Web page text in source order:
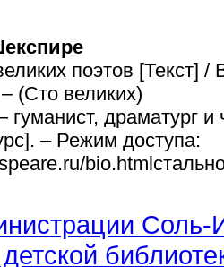
поэтов [Текст]
(Сто великих)
драматург и
– Режим доступа:
Соль-